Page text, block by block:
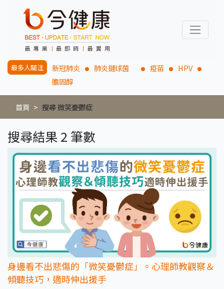
最多人關注 新冠肺炎 肺炎鏈球菌 疫苗
HPV
膽固醇
首頁 搜尋 微笑憂鬱症
搜尋結果 2 筆數
身邊看不出悲傷的「微笑憂鬱症」。心理師教觀察＆
傾聽技巧，適時伸出援手